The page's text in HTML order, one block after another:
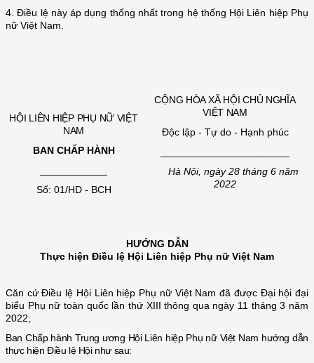
4. Điều lệ này áp dụng thống nhất trong hệ thống Hội Liên hiệp Phụ
nữ Việt Nam.
HỘI LIÊN HIỆP PHỤ NỮ VIỆT
NAM
BAN CHẤP HÀNH
Số: 01/HD - BCH
CỘNG HÒA XÃ HỘI CHỦ NGHĨA
VIỆT NAM
Độc lập - Tự do - Hạnh phúc
Hà Nội, ngày 28 tháng 6 năm
2022
HƯỚNG DẪN
Thực hiện Điều lệ Hội Liên hiệp Phụ nữ Việt Nam
Căn cứ Điều lệ Hội Liên hiệp Phụ nữ Việt Nam đã được Đại hội đại
biểu Phụ nữ toàn quốc lần thứ XIII thông qua ngày 11 tháng 3 năm
2022;
Ban Chấp hành Trung ương Hội Liên hiệp Phụ nữ Việt Nam hướng dẫn
thực hiện Điều lệ Hội như sau: